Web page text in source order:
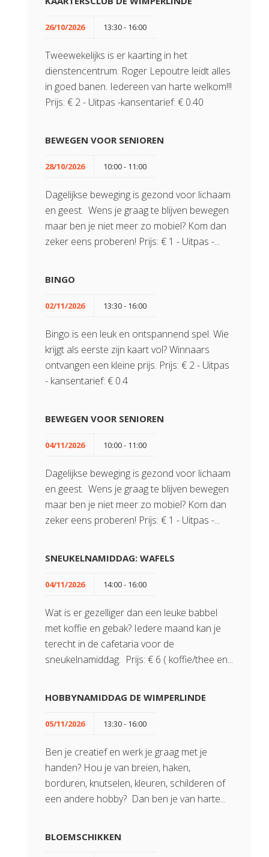
26/10/2026 13:30 - 16:00
Tweewekelijks is er kaarting in het
dienstencentrum. Roger Lepoutre leidt alles
in goed banen. Iedereen van harte welkom!!!
Prijs: € 2 - Uitpas -kansentarief: € 0.40
BEWEGEN VOOR SENIOREN
28/10/2026 10:00 - 11:00
Dagelijkse beweging is gezond voor lichaam
en geest. Wens je graag te blijven bewegen
maar ben je niet meer zo mobiel? Kom dan
zeker eens proberen! Prijs: € 1 - Uitpas -...
BINGO
02/11/2026 13:30 - 16:00
Bingo is een leuk en ontspannend spel. Wie
krijgt als eerste zijn kaart vol? Winnaars
ontvangen een kleine prijs. Prijs: € 2 - Uitpas
- kansentarief: € 0.4
BEWEGEN VOOR SENIOREN
04/11/2026 10:00 - 11:00
Dagelijkse beweging is gezond voor lichaam
en geest. Wens je graag te blijven bewegen
maar ben je niet meer zo mobiel? Kom dan
zeker eens proberen! Prijs: € 1 - Uitpas -...
SNEUKELNAMIDDAG: WAFELS
04/11/2026 14:00 - 16:00
Wat is er gezelliger dan een leuke babbel
met koffie en gebak? Iedere maand kan je
terecht in de cafetaria voor de
sneukelnamiddag. Prijs: € 6 ( koffie/thee en...
HOBBYNAMIDDAG DE WIMPERLINDE
05/11/2026 13:30 - 16:00
Ben je creatief en werk je graag met je
handen? Hou je van breien, haken,
borduren, knutselen, kleuren, schilderen of
een andere hobby? Dan ben je van harte...
BLOEMSCHIKKEN